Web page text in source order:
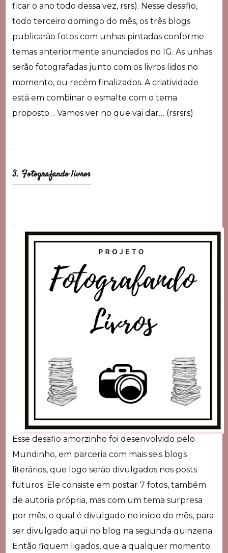
ficar o ano todo dessa vez, rsrs). Nesse desafio,
todo terceiro domingo do mês, os três blogs
publicarão fotos com unhas pintadas conforme
temas anteriormente anunciados no IG. As unhas
serão fotografadas junto com os livros lidos no
momento, ou recém finalizados. A criatividade
está em combinar o esmalte com o tema
proposto… Vamos ver no que vai dar… (rsrsrs)
3. Fotografando livros
Esse desafio amorzinho foi desenvolvido pelo
Mundinho, em parceria com mais seis blogs
literários, que logo serão divulgados nos posts
futuros. Ele consiste em postar 7 fotos, também
de autoria própria, mas com um tema surpresa
por mês, o qual é divulgado no início do mês, para
ser divulgado aqui no blog na segunda quinzena.
Então fiquem ligados, que a qualquer momento